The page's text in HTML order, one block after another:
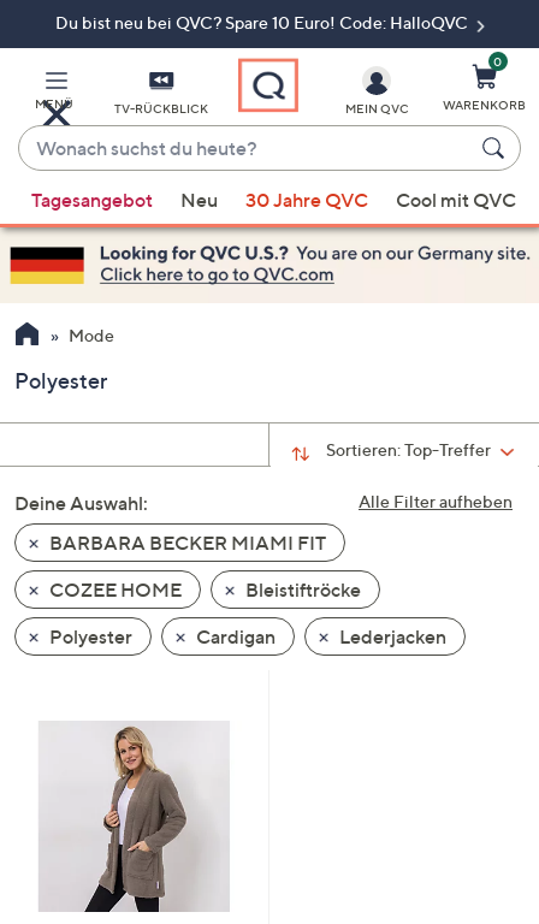
Du bist neu bei QVC? Spare 10 Euro! Code: HalloQVC
MENÜ TV-RÜCKBLICK
Wonach
suchst
du
heute?
Vorschläge
verfügbar
sind,
verwenden
Sie
Pfeiltasten
nach
und
nach
unten
oder
wischen
Sie
auf
anzuzeigen.
MEIN QVC
0
WARENKORB
Tagesangebot Neu 30 Jahre QVC Cool mit QVC
Mode
Polyester
Sortieren:Top-Treffer
Alle Filter aufheben
Deine Auswahl:
BARBARA BECKER MIAMI FIT
COZEE HOME
Bleistiftröcke
Polyester
Cardigan Lederjacken